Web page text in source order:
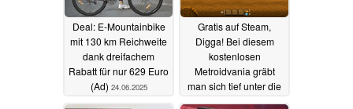
Deal: E-Mountainbike
mit 130 km Reichweite
dank dreifachem
Rabatt für nur 629 Euro
(Ad) 24.06.2025
Gratis auf Steam,
Digga! Bei diesem
kostenlosen
Metroidvania gräbt
man sich tief unter die
Erde24.06.2025